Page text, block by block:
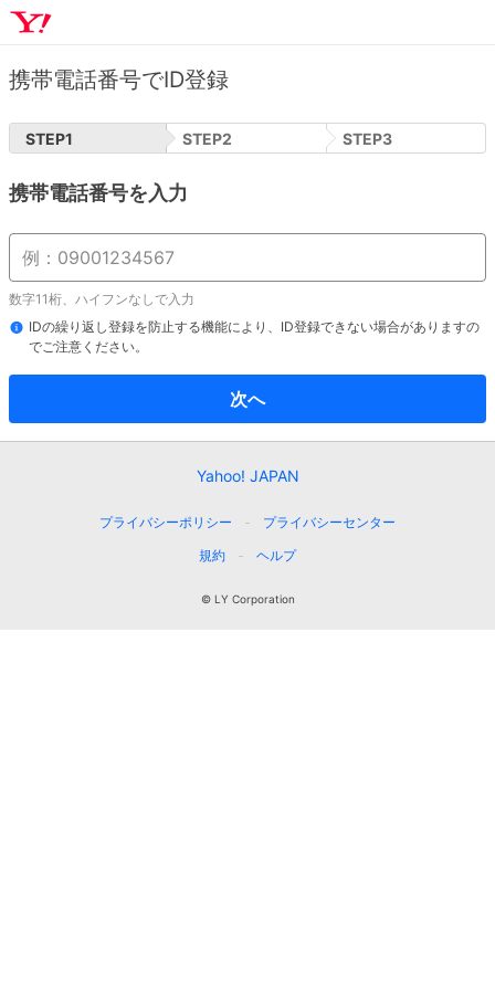
携帯電話番号でID登録
STEP1 STEP2 STEP3
携帯電話番号を入力
数字11桁、ハイフンなしで入力
IDの繰り返し登録を防止する機能により、ID登録できない場合がありますの
でご注意ください。
次へ
Yahoo! JAPAN
プライバシーポリシー
プライバシーセンター
規約
ヘルプ
© LY Corporation